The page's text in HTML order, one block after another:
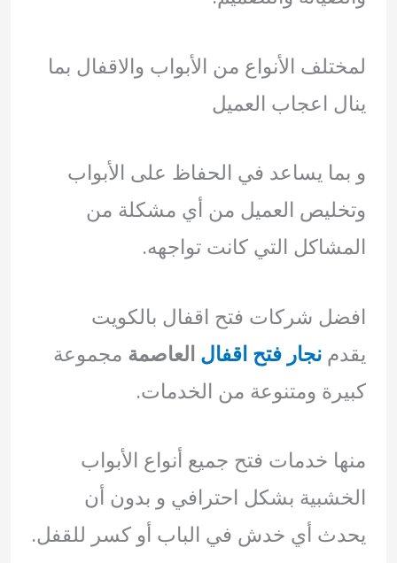
لمختلف الأنواع من الأبواب والاقفال بما
ينال اعجاب العميل
و بما يساعد في الحفاظ على الأبواب
وتخليص العميل من أي مشكلة من
المشاكل التي كانت تواجهه.
افضل شركات فتح اقفال بالكويت
يقدمنجار فتح اقفال العاصمة مجموعة
كبيرة ومتنوعة من الخدمات.
منها خدمات فتح جميع أنواع الأبواب
الخشبية بشكل احترافي و بدون أن
يحدث أي خدش في الباب أو كسر للقفل.